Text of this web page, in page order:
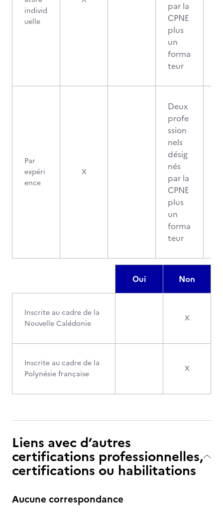
individ
uelle
par la
CPNE
plus
un
forma
teur
Par
expéri
ence
X
Deux
profe
ssion
nels
désig
nés
par la
CPNE
plus
un
forma
teur
Oui Non
Inscrite au cadre de la
Nouvelle Calédonie
X
Inscrite au cadre de la
Polynésie française
X
Liens avec d’autres
certifications professionnelles,
certifications ou habilitations
Aucune correspondance